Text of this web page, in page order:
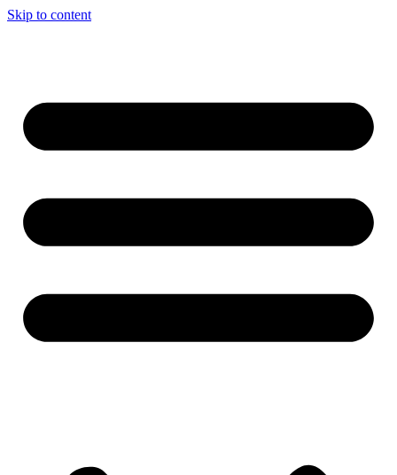
Skip to content